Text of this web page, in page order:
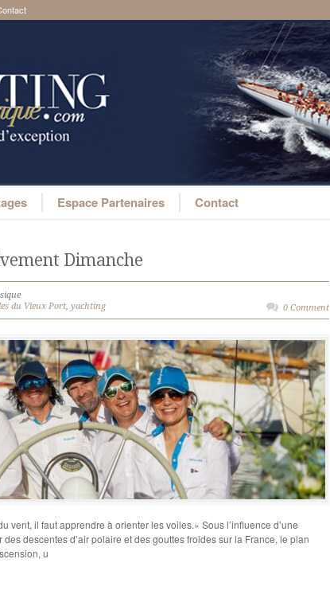
Espace Partenaires Contact
Dimanche
du Vieux Port, yachting 0 Comment
vent, il faut apprendre à orienter les voiles.» Sous l’influence d’une
descentes d’air polaire et des gouttes froides sur la France, le plan
u